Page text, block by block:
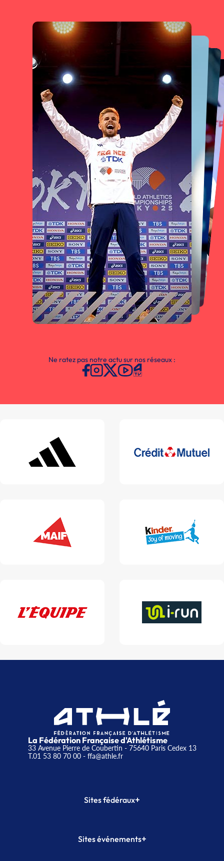
Ne ratez pas notre actu sur nos réseaux :
La Fédération Française d'Athlétisme
33 Avenue Pierre de Coubertin - 75640 Paris Cedex 13
T.01 53 80 70 00- ffa@athle.fr
Sites fédéraux+
Plateforme Formation
Sites événements+